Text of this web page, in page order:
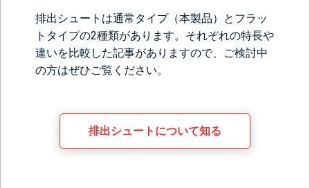
排出シュートは通常タイプ（本製品）とフラッ
トタイプの2種類があります。それぞれの特長や
違いを比較した記事がありますので、ご検討中
の方はぜひご覧ください。
排出シュートについて知る